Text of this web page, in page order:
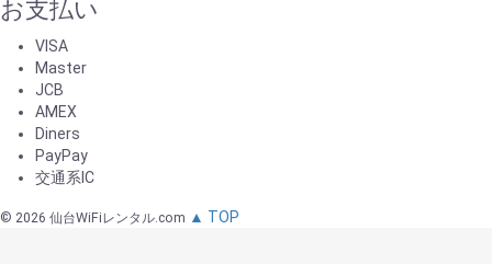
お支払い
VISA
Master
JCB
AMEX
Diners
PayPay
交通系IC
© 2026 仙台WiFiレンタル.com ▲ TOP